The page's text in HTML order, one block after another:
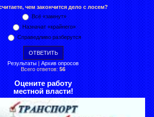
чем закончится дело с лосем?
Всё «замнут»
Назначат «крайнего»
Справедливо разберутся
Результаты | Архив опросов
Всего ответов: 56
Оцените работу
местной власти!